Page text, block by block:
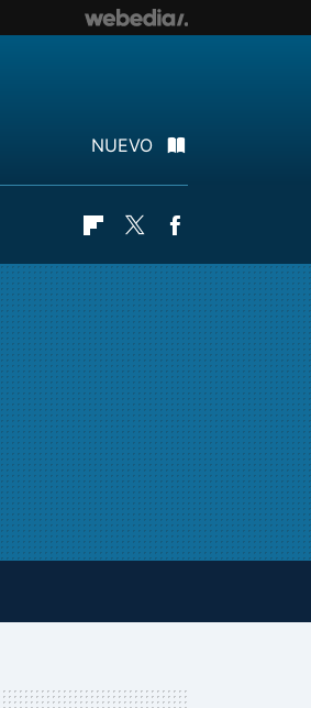
NUEVO
Flipboard
Twitter